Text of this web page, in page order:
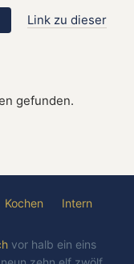
Link zu dieser
gefunden.
Kochen Intern
vor halb ein eins